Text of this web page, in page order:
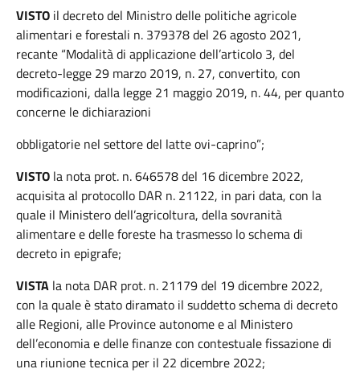
VISTO il decreto del Ministro delle politiche agricole
alimentari e forestali n. 379378 del 26 agosto 2021,
recante “Modalità di applicazione dell’articolo 3, del
decreto-legge 29 marzo 2019, n. 27, convertito, con
modificazioni, dalla legge 21 maggio 2019, n. 44, per quanto
concerne le dichiarazioni
obbligatorie nel settore del latte ovi-caprino”;
VISTO la nota prot. n. 646578 del 16 dicembre 2022,
acquisita al protocollo DAR n. 21122, in pari data, con la
quale il Ministero dell’agricoltura, della sovranità
alimentare e delle foreste ha trasmesso lo schema di
decreto in epigrafe;
VISTA la nota DAR prot. n. 21179 del 19 dicembre 2022,
con la quale è stato diramato il suddetto schema di decreto
alle Regioni, alle Province autonome e al Ministero
dell’economia e delle finanze con contestuale fissazione di
una riunione tecnica per il 22 dicembre 2022;